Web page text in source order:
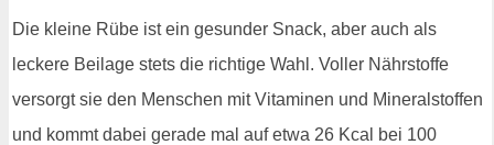
Die kleine Rübe ist ein gesunder Snack, aber auch als
leckere Beilage stets die richtige Wahl. Voller Nährstoffe
versorgt sie den Menschen mit Vitaminen und Mineralstoffen
und kommt dabei gerade mal auf etwa 26 Kcal bei 100